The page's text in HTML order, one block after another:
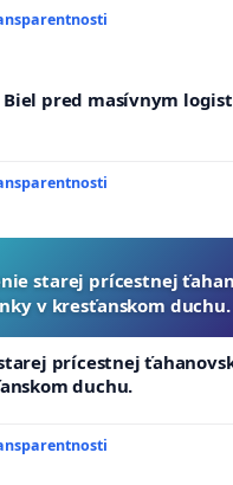
Biel pred masívnym
starej prícestnej
v kresťanskom duchu.
prícestnej
duchu.